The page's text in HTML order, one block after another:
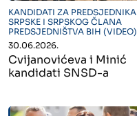
" alt="">
KANDIDATI ZA PREDSJEDNIKA
SRPSKE I SRPSKOG ČLANA
PREDSJEDNIŠTVA BIH (VIDEO)
30.06.2026.
Cvijanovićeva i Minić
kandidati SNSD-a